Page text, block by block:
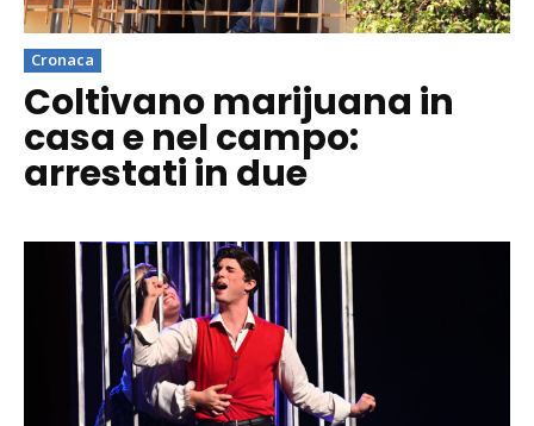
Cronaca
Coltivano marijuana in
casa e nel campo:
arrestati in due